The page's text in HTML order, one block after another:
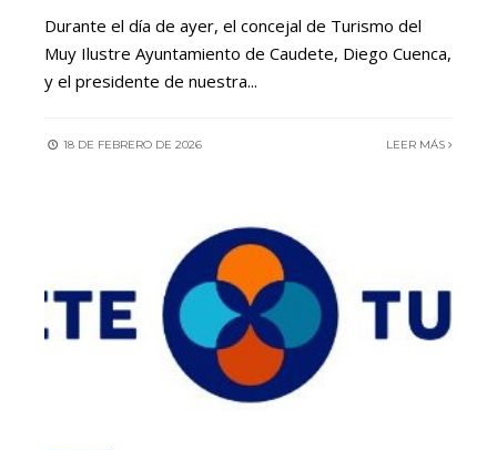
Durante el día de ayer, el concejal de Turismo del
Muy Ilustre Ayuntamiento de Caudete, Diego Cuenca,
y el presidente de nuestra...
18 DE FEBRERO DE 2026 LEER MÁS